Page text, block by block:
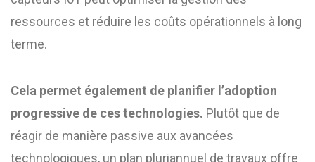
ressources et réduire les coûts opérationnels à long
terme.
Cela permet également de planifier l’adoption
progressive de ces technologies. Plutôt que de
réagir de manière passive aux avancées
technologiques, un plan pluriannuel de travaux offre